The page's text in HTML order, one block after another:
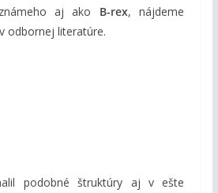
aj ako B-rex, nájdeme
odbornej literatúre.
podobné štruktúry aj v ešte